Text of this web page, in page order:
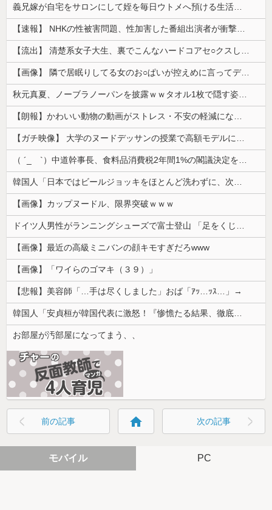
【画像】 隣で居眠りしてる女のお○ぱいが控えめに言ってデカいｗｗｗ
【画像】カップヌードル、限界突破ｗｗｗ
【画像】最近の高級ミニバンの顔キモすぎだろwww
【画像】「ワイらのゴマキ（３９）」
【悲報】美容師「…手は尽くしました」おば「ｱｯ…ｯｽ…」→
お部屋が汚部屋になってまう、、
前の記事 home 次の記事
モバイル PC